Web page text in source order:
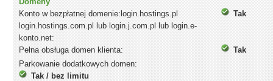
Konto w bezpłatnej domenie:login.hostings.pl
login.hostings.com.pl lub login.j.com.pl lub login.e-
konto.net:
Tak
Pełna obsługa domen klienta:
Tak
Parkowanie dodatkowych domen:
Tak / bez limitu